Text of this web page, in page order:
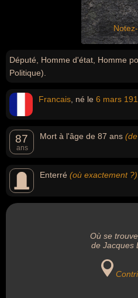
Député, Homme d'état, Homme
Politique).
Francais , né le 6 mars
87
ans
Mort à l'âge de 87 ans
Enterré (où exactement ?)
Où se
de Jacques